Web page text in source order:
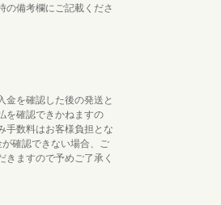
の備考欄にご記載くださ
金を確認した後の発送と
を確認できかねますの
手数料はお客様負担とな
確認できない場合、ご
きますので予めご了承く